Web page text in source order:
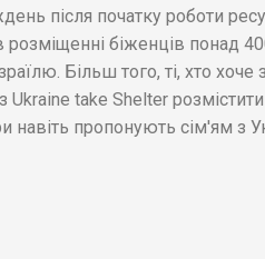
після початку роботи
біженців понад
Більш того, ті, хто хоче
take Shelter
навіть пропонують сім'ям з